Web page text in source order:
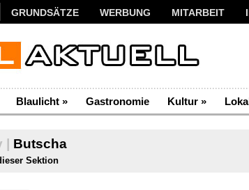
GRUNDSÄTZE WERBUNG MITARBEIT
Blaulicht » Gastronomie Kultur »
Butscha
Sektion